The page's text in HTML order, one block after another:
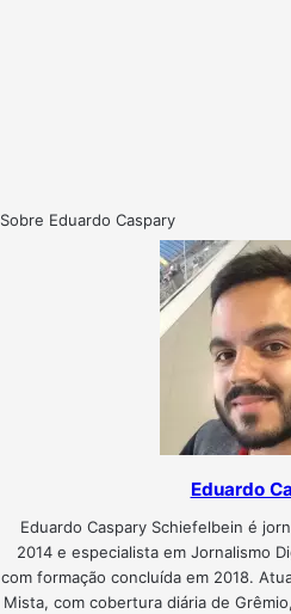
Sobre Eduardo Caspary
Eduardo
Eduardo Caspary Schiefelbein é
2014 e especialista em Jornalismo
com formação concluída em 2018.
Mista, com cobertura diária de